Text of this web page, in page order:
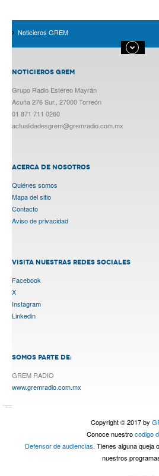
Noticieros GREM
NOTICIEROS GREM
Grupo Radio Estéreo Mayrán
Acuña 276 Sur., 27000 Torreón
01 871 711 0260
actualidadesgrem@gremradio.com.mx
ACERCA DE NOSOTROS
Quiénes somos
Mapa del sitio
Contacto
Aviso de privacidad
VISITA NUESTRAS REDES SOCIALES
Facebook
X
Instagram
Linkedin
SOMOS PARTE DE:
GREM RADIO
www.gremradio.com.mx
Copyright © 2017 by
Conoce nuestrocodigo
Defensor de audiencias. Tienes alguna queja
nuestros